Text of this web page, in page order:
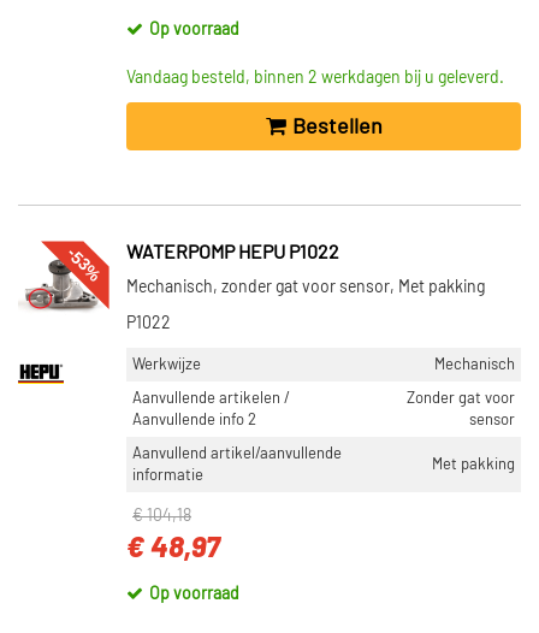
Op voorraad
Vandaag besteld, binnen 2 werkdagen bij u geleverd.
Bestellen
-53% WATERPOMP HEPU P1022
Mechanisch, zonder gat voor sensor, Met pakking
P1022
Werkwijze
Mechanisch
Aanvullende artikelen /
Aanvullende info 2
Zonder gat voor
sensor
Aanvullend artikel/aanvullende
informatie
Met pakking
€ 104,18
€ 48,97
Op voorraad